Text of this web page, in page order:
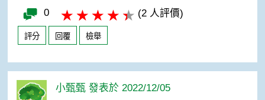
0 (2 人評價)
評分 回覆 檢舉
小甄甄 發表於 2022/12/05